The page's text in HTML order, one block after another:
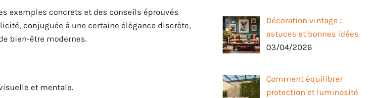
exemples concrets et des conseils éprouvés
conjuguée à une certaine élégance discrète,
bien-être modernes.
et mentale.
Décoration vintage :
astuces et bonnes idées
03/04/2026
Comment équilibrer
protection et luminosité